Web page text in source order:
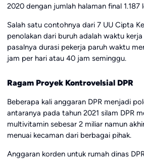
2020 dengan jumlah halaman final 1.187
Salah satu contohnya dari 7 UU Cipta
penolakan dari buruh adalah waktu
pasalnya durasi pekerja paruh waktu
jam per hari atau 40 jam seminggu.
Ragam Proyek Kontrovelsial DPR
Beberapa kali anggaran DPR menjadi
antaranya pada tahun 2021 silam DPR
multivitamin sebesar 2 miliar namun
menuai kecaman dari berbagai pihak.
Anggaran korden untuk rumah dinas